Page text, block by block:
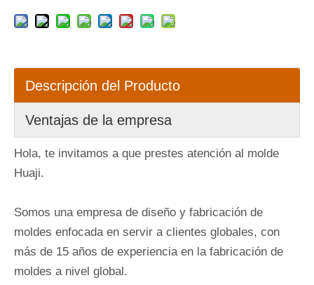
Descripción del Producto
Ventajas de la empresa
Hola, te invitamos a que prestes atención al molde
Huaji.
Somos una empresa de diseño y fabricación de
moldes enfocada en servir a clientes globales, con
más de 15 años de experiencia en la fabricación de
moldes a nivel global.